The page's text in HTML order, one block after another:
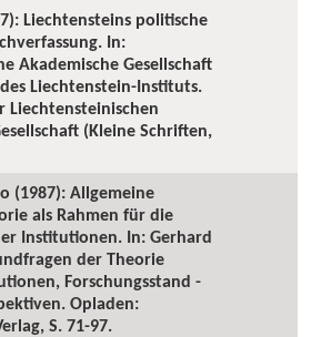
Liechtensteins politische
In:
Akademische Gesellschaft
Liechtenstein-Instituts.
Liechtensteinischen
(Kleine Schriften,
(1987): Allgemeine
als Rahmen für die
Institutionen. In: Gerhard
der Theorie
Forschungsstand -
Opladen:
S. 71-97.